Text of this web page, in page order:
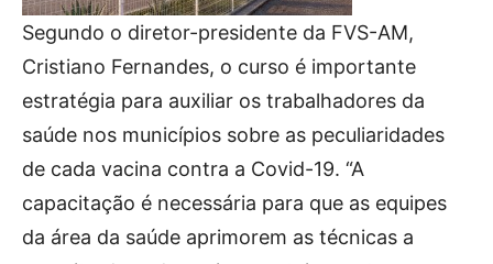
Segundo o diretor-presidente da FVS-AM,
Cristiano Fernandes, o curso é importante
estratégia para auxiliar os trabalhadores da
saúde nos municípios sobre as peculiaridades
de cada vacina contra a Covid-19. “A
capacitação é necessária para que as equipes
da área da saúde aprimorem as técnicas a